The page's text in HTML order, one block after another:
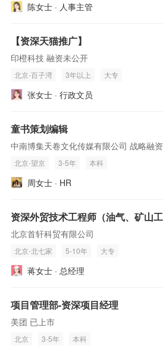
陈女士 · 人事主管
【资深天猫推广】
印橙科技 融资未公开
北京-百子湾 3年以上 大专
张女士 · 行政文员
童书策划编辑
中南博集天卷文化传媒有限公司 战略融资
北京-望京 3-5年 本科
周女士 · HR
北京首轩科贸有限公司
北京-北七家 5-10年 大专
蒋女士 · 总经理
项目管理部-资深项目经理
美团 已上市
北京 3-5年 本科